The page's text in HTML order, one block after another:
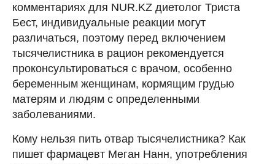
комментариях для NUR.KZ диетолог Триста
Бест, индивидуальные реакции могут
различаться, поэтому перед включением
тысячелистника в рацион рекомендуется
проконсультироваться с врачом, особенно
беременным женщинам, кормящим грудью
матерям и людям с определенными
заболеваниями.
Кому нельзя пить отвар тысячелистника? Как
пишет фармацевт Меган Нанн, употребления